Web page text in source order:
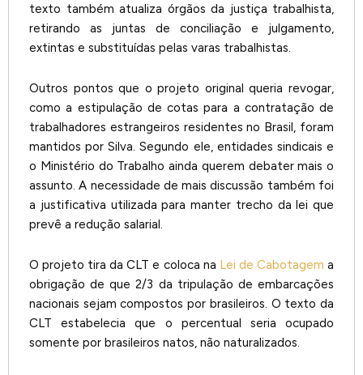
texto também atualiza órgãos da justiça trabalhista,
retirando as juntas de conciliação e julgamento,
extintas e substituídas pelas varas trabalhistas.
Outros pontos que o projeto original queria revogar,
como a estipulação de cotas para a contratação de
trabalhadores estrangeiros residentes no Brasil, foram
mantidos por Silva. Segundo ele, entidades sindicais e
o Ministério do Trabalho ainda querem debater mais o
assunto. A necessidade de mais discussão também foi
a justificativa utilizada para manter trecho da lei que
prevê a redução salarial.
O projeto tira da CLT e coloca na Lei de Cabotagem a
obrigação de que 2/3 da tripulação de embarcações
nacionais sejam compostos por brasileiros. O texto da
CLT estabelecia que o percentual seria ocupado
somente por brasileiros natos, não naturalizados.